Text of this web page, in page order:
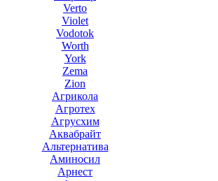
Verto
Violet
Vodotok
Worth
York
Zema
Zion
Агрикола
Агротех
Агрусхим
Аквабрайт
Альтернатива
Аминосил
Арнест